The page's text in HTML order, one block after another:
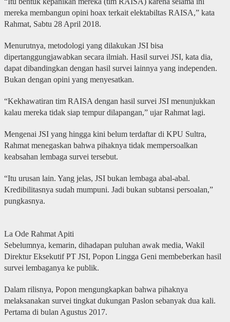
mereka membangun opini hoax terkait elektabiltas RAISA,” kata
Rahmat, Sabtu 28 April 2018.
Menurutnya, metodologi yang dilakukan JSI bisa
dipertanggungjawabkan secara ilmiah. Hasil survei JSI, kata dia,
dapat dibandingkan dengan hasil survei lainnya yang independen.
Bukan dengan opini yang menyesatkan.
“Kekhawatiran tim RAISA dengan hasil survei JSI menunjukkan
kalau mereka tidak siap tempur dilapangan,” ujar Rahmat lagi.
Mengenai JSI yang hingga kini belum terdaftar di KPU Sultra,
Rahmat menegaskan bahwa pihaknya tidak mempersoalkan
keabsahan lembaga survei tersebut.
“Itu urusan lain. Yang jelas, JSI bukan lembaga abal-abal.
Kredibilitasnya sudah mumpuni. Jadi bukan subtansi persoalan,”
pungkasnya.
La Ode Rahmat Apiti
Sebelumnya, kemarin, dihadapan puluhan awak media, Wakil
Direktur Eksekutif PT JSI, Popon Lingga Geni membeberkan hasil
survei lembaganya ke publik.
Dalam rilisnya, Popon mengungkapkan bahwa pihaknya
melaksanakan survei tingkat dukungan Paslon sebanyak dua kali.
Pertama di bulan Agustus 2017.